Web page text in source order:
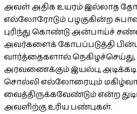
அவள் அதிக உயரம் இல்லாத
எல்லோரோடும் பழகுகின்ற
புரிந்து கொண்டு அன்பாய்ச்
அவர்களைக் கோபப்படுத்தி
வார்த்தைகளால்
அரவணைக்கும் இயல்பு, அடிக்கடி
சொல்லி எல்லோரையும்
வைத்திருக்கவேண்டும் என்ற
அவளிற்கு உரிய பண்புகள்.